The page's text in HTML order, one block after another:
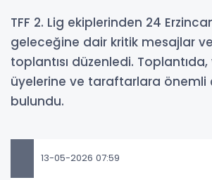
TFF 2. Lig ekiplerinden 24
geleceğine dair kritik mesajlar
toplantısı düzenledi.
üyelerine ve taraftarlara önemli
bulundu.
13-05-2026 07:59